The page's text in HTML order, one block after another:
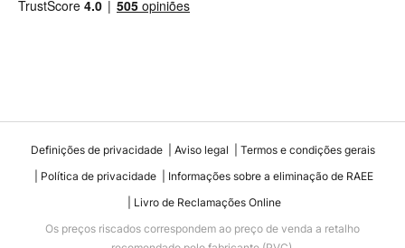
Definições de privacidade Aviso legal
Termos e condições gerais
Política de privacidade
Informações sobre a eliminação de RAEE
Livro de Reclamações Online
Os preços riscados correspondem ao preço de venda a retalho